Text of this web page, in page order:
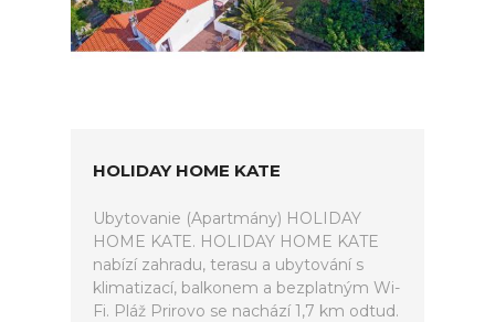
HOLIDAY HOME KATE
Ubytovanie (Apartmány) HOLIDAY
HOME KATE. HOLIDAY HOME KATE
nabízí zahradu, terasu a ubytování s
klimatizací, balkonem a bezplatným Wi-
Fi. Pláž Prirovo se nachází 1,7 km odtud.